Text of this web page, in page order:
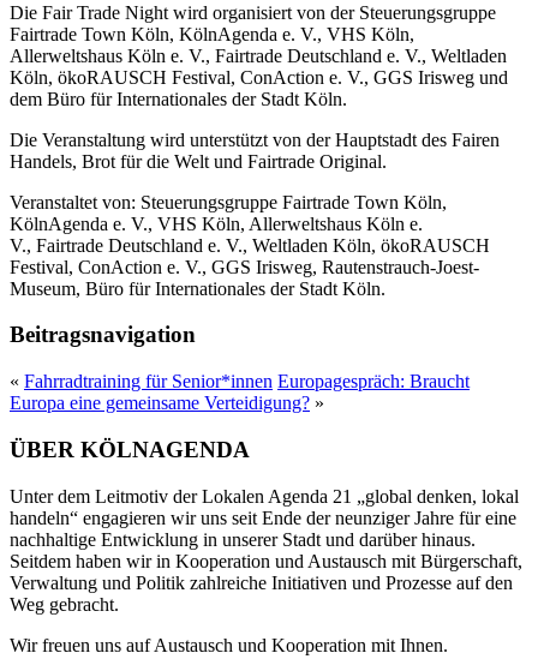
Die Fair Trade Night wird organisiert von der Steuerungsgruppe
Fairtrade Town Köln, KölnAgenda e. V., VHS Köln,
Allerweltshaus Köln e. V., Fairtrade Deutschland e. V., Weltladen
Köln, ökoRAUSCH Festival, ConAction e. V., GGS Irisweg und
dem Büro für Internationales der Stadt Köln.
Die Veranstaltung wird unterstützt von der Hauptstadt des Fairen
Handels, Brot für die Welt und Fairtrade Original.
Veranstaltet von: Steuerungsgruppe Fairtrade Town Köln,
KölnAgenda e. V., VHS Köln, Allerweltshaus Köln e.
V., Fairtrade Deutschland e. V., Weltladen Köln, ökoRAUSCH
Festival, ConAction e. V., GGS Irisweg, Rautenstrauch-Joest-
Museum, Büro für Internationales der Stadt Köln.
Beitragsnavigation
« Fahrradtraining für Senior*innen Europagespräch: Braucht
Europa eine gemeinsame Verteidigung? »
ÜBER KÖLNAGENDA
Unter dem Leitmotiv der Lokalen Agenda 21 „global denken, lokal
handeln“ engagieren wir uns seit Ende der neunziger Jahre für eine
nachhaltige Entwicklung in unserer Stadt und darüber hinaus.
Seitdem haben wir in Kooperation und Austausch mit Bürgerschaft,
Verwaltung und Politik zahlreiche Initiativen und Prozesse auf den
Weg gebracht.
Wir freuen uns auf Austausch und Kooperation mit Ihnen.